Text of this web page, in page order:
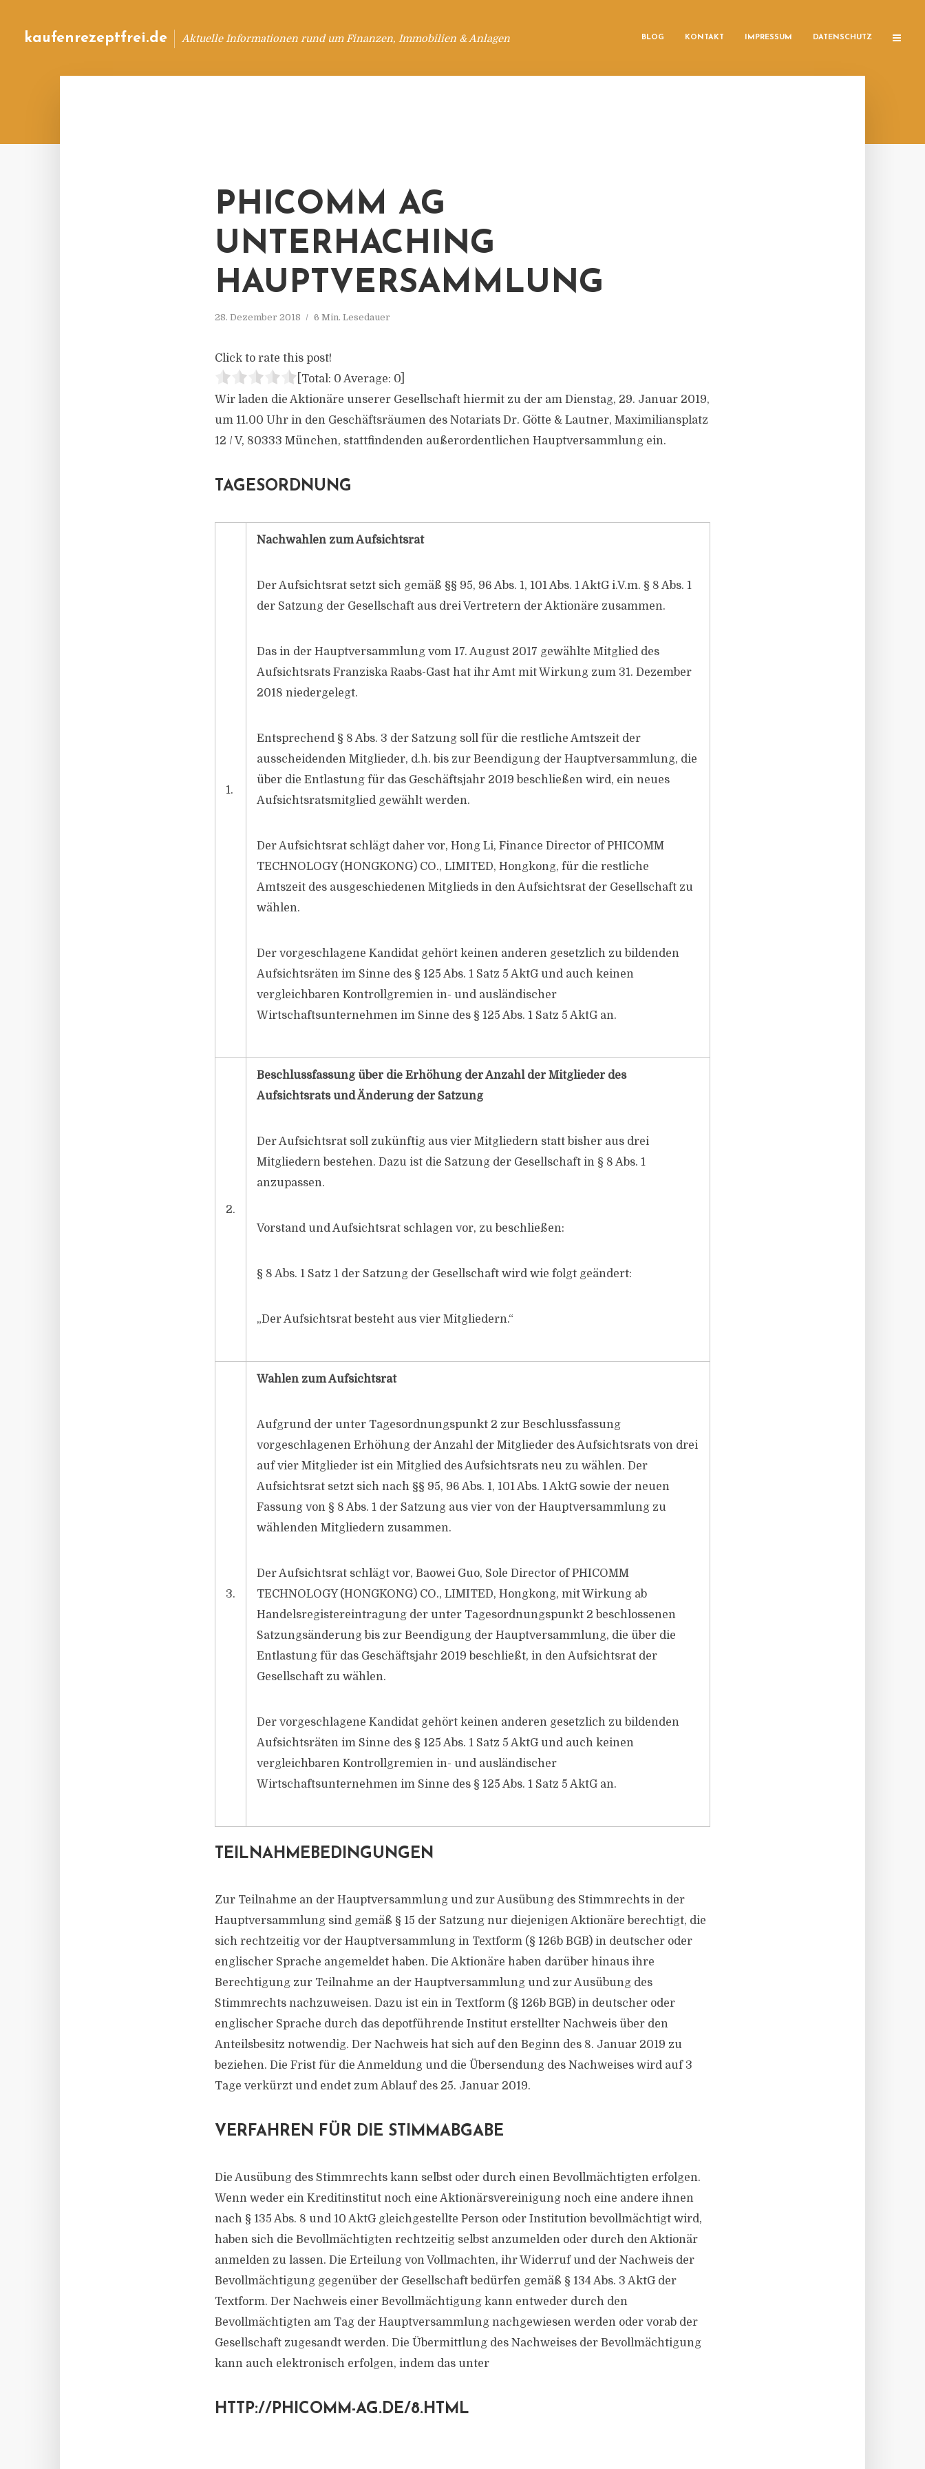
kaufenrezeptfrei.de Aktuelle Informationen rund um Finanzen, Immobilien & Anlagen BLOG KONTAKT IMPRESSUM DATENSCHUTZ
PHICOMM AG
UNTERHACHING
HAUPTVERSAMMLUNG
28. Dezember 2018 6 Min. Lesedauer
Click to rate this post!
[Total: 0 Average: 0
Wir laden die Aktionäre unserer Gesellschaft hiermit zu der am Dienstag, 29. Januar 2019,
um 11.00 Uhr in den Geschäftsräumen des Notariats Dr. Götte & Lautner, Maximiliansplatz
12 / V, 80333 München, stattfindenden außerordentlichen Hauptversammlung ein.
TAGESORDNUNG
1.
Nachwahlen zum Aufsichtsrat
Der Aufsichtsrat setzt sich gemäß §§ 95, 96 Abs. 1, 101 Abs. 1 AktG i.V.m. § 8 Abs. 1
der Satzung der Gesellschaft aus drei Vertretern der Aktionäre zusammen.
Das in der Hauptversammlung vom 17. August 2017 gewählte Mitglied des
Aufsichtsrats Franziska Raabs-Gast hat ihr Amt mit Wirkung zum 31. Dezember
2018 niedergelegt.
Entsprechend § 8 Abs. 3 der Satzung soll für die restliche Amtszeit der
ausscheidenden Mitglieder, d.h. bis zur Beendigung der Hauptversammlung, die
über die Entlastung für das Geschäftsjahr 2019 beschließen wird, ein neues
Aufsichtsratsmitglied gewählt werden.
Der Aufsichtsrat schlägt daher vor, Hong Li, Finance Director of PHICOMM
TECHNOLOGY (HONGKONG) CO., LIMITED, Hongkong, für die restliche
Amtszeit des ausgeschiedenen Mitglieds in den Aufsichtsrat der Gesellschaft zu
wählen.
Der vorgeschlagene Kandidat gehört keinen anderen gesetzlich zu bildenden
Aufsichtsräten im Sinne des § 125 Abs. 1 Satz 5 AktG und auch keinen
vergleichbaren Kontrollgremien in- und ausländischer
Wirtschaftsunternehmen im Sinne des § 125 Abs. 1 Satz 5 AktG an.
2.
Beschlussfassung über die Erhöhung der Anzahl der Mitglieder des
Aufsichtsrats und Änderung der Satzung
Der Aufsichtsrat soll zukünftig aus vier Mitgliedern statt bisher aus drei
Mitgliedern bestehen. Dazu ist die Satzung der Gesellschaft in § 8 Abs. 1
anzupassen.
Vorstand und Aufsichtsrat schlagen vor, zu beschließen:
§ 8 Abs. 1 Satz 1 der Satzung der Gesellschaft wird wie folgt geändert:
„Der Aufsichtsrat besteht aus vier Mitgliedern.“
3.
Wahlen zum Aufsichtsrat
Aufgrund der unter Tagesordnungspunkt 2 zur Beschlussfassung
vorgeschlagenen Erhöhung der Anzahl der Mitglieder des Aufsichtsrats von drei
auf vier Mitglieder ist ein Mitglied des Aufsichtsrats neu zu wählen. Der
Aufsichtsrat setzt sich nach §§ 95, 96 Abs. 1, 101 Abs. 1 AktG sowie der neuen
Fassung von § 8 Abs. 1 der Satzung aus vier von der Hauptversammlung zu
wählenden Mitgliedern zusammen.
Der Aufsichtsrat schlägt vor, Baowei Guo, Sole Director of PHICOMM
TECHNOLOGY (HONGKONG) CO., LIMITED, Hongkong, mit Wirkung ab
Handelsregistereintragung der unter Tagesordnungspunkt 2 beschlossenen
Satzungsänderung bis zur Beendigung der Hauptversammlung, die über die
Entlastung für das Geschäftsjahr 2019 beschließt, in den Aufsichtsrat der
Gesellschaft zu wählen.
Der vorgeschlagene Kandidat gehört keinen anderen gesetzlich zu bildenden
Aufsichtsräten im Sinne des § 125 Abs. 1 Satz 5 AktG und auch keinen
vergleichbaren Kontrollgremien in- und ausländischer
Wirtschaftsunternehmen im Sinne des § 125 Abs. 1 Satz 5 AktG an.
TEILNAHMEBEDINGUNGEN
Zur Teilnahme an der Hauptversammlung und zur Ausübung des Stimmrechts in der
Hauptversammlung sind gemäß § 15 der Satzung nur diejenigen Aktionäre berechtigt, die
sich rechtzeitig vor der Hauptversammlung in Textform (§ 126b BGB) in deutscher oder
englischer Sprache angemeldet haben. Die Aktionäre haben darüber hinaus ihre
Berechtigung zur Teilnahme an der Hauptversammlung und zur Ausübung des
Stimmrechts nachzuweisen. Dazu ist ein in Textform (§ 126b BGB) in deutscher oder
englischer Sprache durch das depotführende Institut erstellter Nachweis über den
Anteilsbesitz notwendig. Der Nachweis hat sich auf den Beginn des 8. Januar 2019 zu
beziehen. Die Frist für die Anmeldung und die Übersendung des Nachweises wird auf 3
Tage verkürzt und endet zum Ablauf des 25. Januar 2019.
VERFAHREN FÜR DIE STIMMABGABE
Die Ausübung des Stimmrechts kann selbst oder durch einen Bevollmächtigten erfolgen.
Wenn weder ein Kreditinstitut noch eine Aktionärsvereinigung noch eine andere ihnen
nach § 135 Abs. 8 und 10 AktG gleichgestellte Person oder Institution bevollmächtigt wird,
haben sich die Bevollmächtigten rechtzeitig selbst anzumelden oder durch den Aktionär
anmelden zu lassen. Die Erteilung von Vollmachten, ihr Widerruf und der Nachweis der
Bevollmächtigung gegenüber der Gesellschaft bedürfen gemäß § 134 Abs. 3 AktG der
Textform. Der Nachweis einer Bevollmächtigung kann entweder durch den
Bevollmächtigten am Tag der Hauptversammlung nachgewiesen werden oder vorab der
Gesellschaft zugesandt werden. Die Übermittlung des Nachweises der Bevollmächtigung
kann auch elektronisch erfolgen, indem das unter
HTTP://PHICOMM-AG.DE/8.HTML